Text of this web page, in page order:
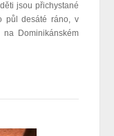
jsou přichystané
půl desáté ráno, v
Dominikánském